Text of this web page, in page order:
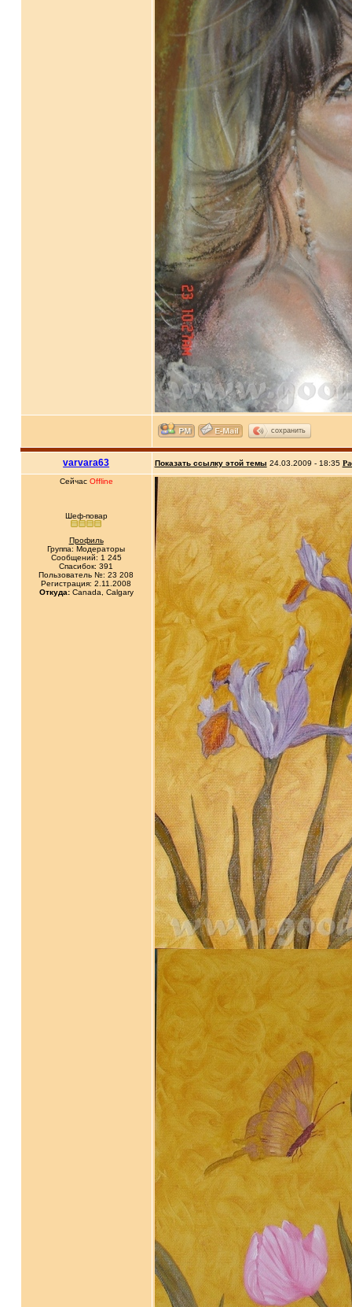
сохранить
varvara63 Показать ссылку этой темы 24.03.2009 - 18:35
Сейчас Offline
Шеф-повар
Профиль
Группа: Модераторы
Сообщений: 1 245
Спасибок: 391
Пользователь №: 23 208
Регистрация: 2.11.2008
Откуда:Canada, Calgary